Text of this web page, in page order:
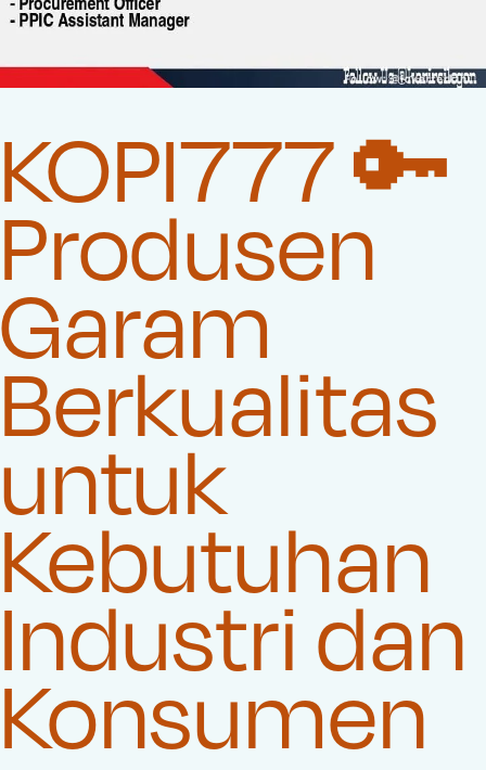
KOPI777 🔑
Produsen
Garam
Berkualitas
untuk
Kebutuhan
Industri dan
Konsumen